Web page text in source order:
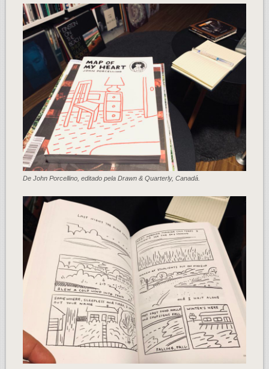
De John Porcellino, editado pela Drawn & Quarterly, Canadá.